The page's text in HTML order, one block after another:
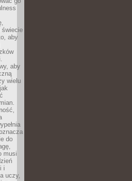
świecie
aby
aby
wielu
do
musi
i
uczy,